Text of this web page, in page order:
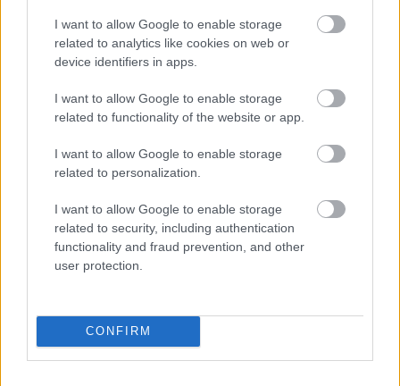
I want to allow Google to enable storage
related to analytics like cookies on web or
device identifiers in apps.
I want to allow Google to enable storage
related to functionality of the website or app.
I want to allow Google to enable storage
related to personalization.
I want to allow Google to enable storage
related to security, including authentication
functionality and fraud prevention, and other
user protection.
CONFIRM
HÍRLEVÉL
E-mail cím
Feliratkozom a hírlevélre és elfogadom az
szabályzatot!
LEGNÉZETTEBB